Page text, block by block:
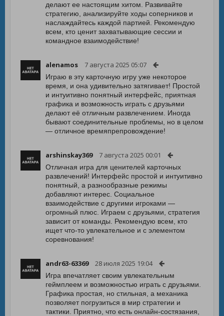
делают ее настоящим хитом. Развивайте
стратегию, анализируйте ходы соперников и
наслаждайтесь каждой партией. Рекомендую
всем, кто ценит захватывающие сессии и
командное взаимодействие!
alenamos 7 августа 2025 05:07
Играю в эту карточную игру уже некоторое
время, и она удивительно затягивает! Простой
и интуитивно понятный интерфейс, приятная
графика и возможность играть с друзьями
делают её отличным развлечением. Иногда
бывают соединительные проблемы, но в целом
— отличное времяпрепровождение!
arshinskay369 7 августа 2025 00:01
Отличная игра для ценителей карточных
развлечений! Интерфейс простой и интуитивно
понятный, а разнообразные режимы
добавляют интерес. Социальное
взаимодействие с другими игроками —
огромный плюс. Играем с друзьями, стратегия
зависит от команды. Рекомендую всем, кто
ищет что-то увлекательное и с элементом
соревнования!
andr63-63369 28 июля 2025 19:04
Игра впечатляет своим увлекательным
геймплеем и возможностью играть с друзьями.
Графика простая, но стильная, а механика
позволяет погрузиться в мир стратегии и
тактики. Приятно, что есть онлайн-состязания,